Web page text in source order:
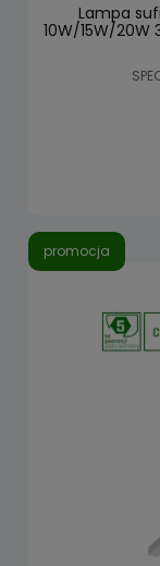
Lampa
10W/15W/20W
promocja